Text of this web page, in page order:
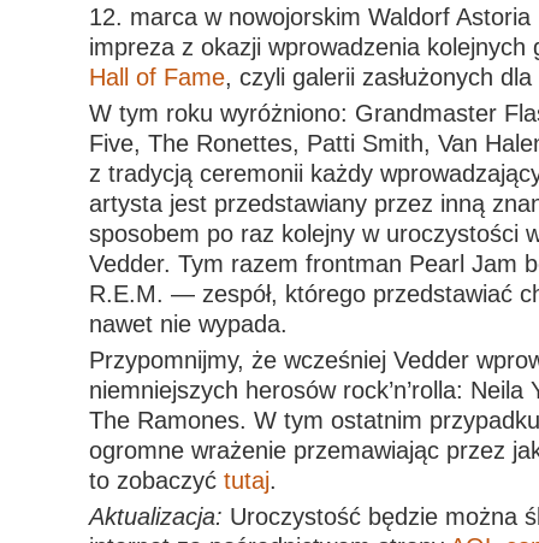
12. marca w nowojorskim Waldorf
impreza z okazji wprowadzenia kolejnych
Hall of Fame, czyli galerii zasłużonych
W tym roku wyróżniono: Grandmaster
Five, The Ronettes, Patti Smith, Van
z tradycją ceremonii każdy
artysta jest przedstawiany przez inną
sposobem po raz kolejny w uroczystości
Vedder. Tym razem frontman Pearl Jam
R.E.M. — zespół, którego przedstawiać
nawet nie wypada.
Przypomnijmy, że wcześniej Vedder
niemniejszych herosów rock’n’rolla: Neila
The Ramones. W tym ostatnim
ogromne wrażenie przemawiając przez
to zobaczyć tutaj
Aktualizacja: Uroczystość będzie można